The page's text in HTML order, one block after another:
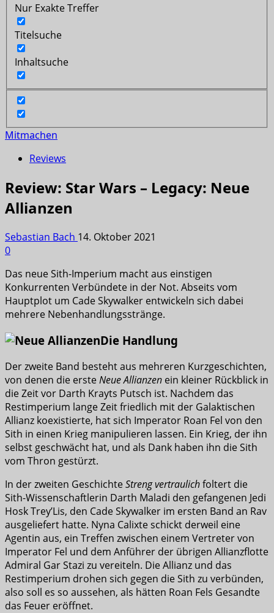
Nur Exakte Treffer
Titelsuche
Inhaltsuche
Mitmachen
Reviews
Review: Star Wars – Legacy: Neue
Allianzen
Sebastian Bach 14. Oktober 2021
0
Das neue Sith-Imperium macht aus einstigen
Konkurrenten Verbündete in der Not. Abseits vom
Hauptplot um Cade Skywalker entwickeln sich dabei
mehrere Nebenhandlungsstränge.
Die Handlung
Der zweite Band besteht aus mehreren Kurzgeschichten,
von denen die ersteNeue Allianzen ein kleiner Rückblick in
die Zeit vor Darth Krayts Putsch ist. Nachdem das
Restimperium lange Zeit friedlich mit der Galaktischen
Allianz koexistierte, hat sich Imperator Roan Fel von den
Sith in einen Krieg manipulieren lassen. Ein Krieg, der ihn
selbst geschwächt hat, und als Dank haben ihn die Sith
vom Thron gestürzt.
In der zweiten GeschichteStreng vertraulichfoltert die
Sith-Wissenschaftlerin Darth Maladi den gefangenen Jedi
Hosk Trey’Lis, den Cade Skywalker im ersten Band an Rav
ausgeliefert hatte. Nyna Calixte schickt derweil eine
Agentin aus, ein Treffen zwischen einem Vertreter von
Imperator Fel und dem Anführer der übrigen Allianzflotte
Admiral Gar Stazi zu vereiteln. Die Allianz und das
Restimperium drohen sich gegen die Sith zu verbünden,
also soll es so aussehen, als hätten Roan Fels Gesandte
das Feuer eröffnet.